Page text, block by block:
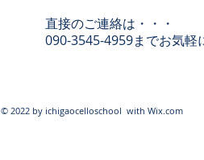
直接のご連絡は・・・
090-3545-4959までお気軽
© 2022 by ichigaocelloschool with Wix.com